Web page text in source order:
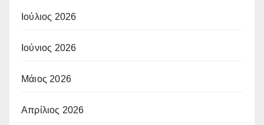
Ιούλιος 2026
Ιούνιος 2026
Μάιος 2026
Απρίλιος 2026